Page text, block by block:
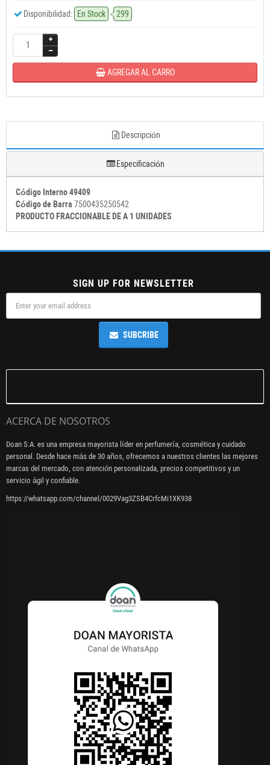
Disponibilidad: En Stock 299
AGREGAR AL CARRO
Descripción
Especificación
Código Interno 49409
Código de Barra 7500435250542
PRODUCTO FRACCIONABLE DE A 1 UNIDADES
SIGN UP FOR NEWSLETTER
SUBCRIBE
ACERCA DE NOSOTROS
Doan S.A. es una empresa mayorista líder en perfumería, cosmética y cuidado
personal. Desde hace más de 30 años, ofrecemos a nuestros clientes las mejores
marcas del mercado, con atención personalizada, precios competitivos y un
servicio ágil y confiable.
https://whatsapp.com/channel/0029Vag3ZSB4CrfcMi1XK938